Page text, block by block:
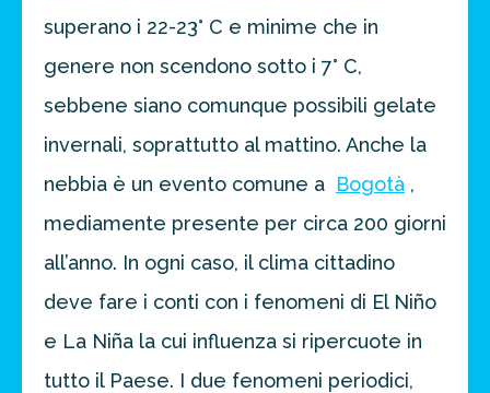
superano i 22-23° C e minime che in
genere non scendono sotto i 7° C,
sebbene siano comunque possibili gelate
invernali, soprattutto al mattino. Anche la
nebbia è un evento comune a Bogotà ,
mediamente presente per circa 200 giorni
all’anno. In ogni caso, il clima cittadino
deve fare i conti con i fenomeni di El Niño
e La Niña la cui influenza si ripercuote in
tutto il Paese. I due fenomeni periodici,